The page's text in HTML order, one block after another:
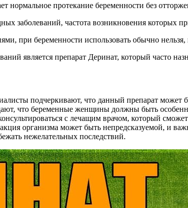
протекание беременности без
заболеваний, частота возникновения которых
при беременности использовать обычно нельзя,
является препарат Деринат, который часто
подчеркивают, что данный препарат может
что беременные женщины должны быть
с лечащим врачом, который
организма может быть непредсказуемой, и
нежелательных последствий.